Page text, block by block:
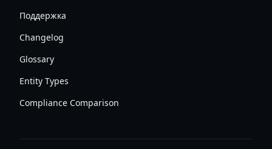
Поддержка
Changelog
Glossary
Entity Types
Compliance Comparison